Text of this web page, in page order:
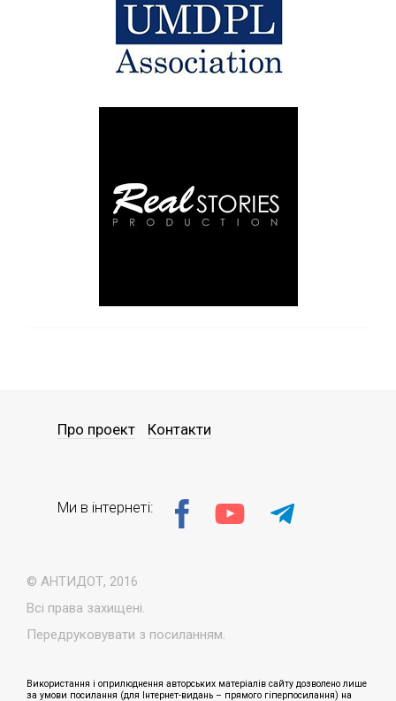
© АНТИДОТ, 2016
Всі права захищені.
Передруковувати з посиланням.
Про проект Контакти
Ми в інтернеті:
Використання і оприлюднення авторських матеріалів сайту дозволено лише
за умови посилання (для Інтернет-видань – прямого гіперпосилання) на